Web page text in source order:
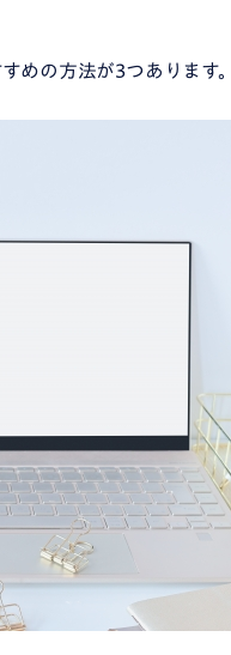
めの方法が3つあります。